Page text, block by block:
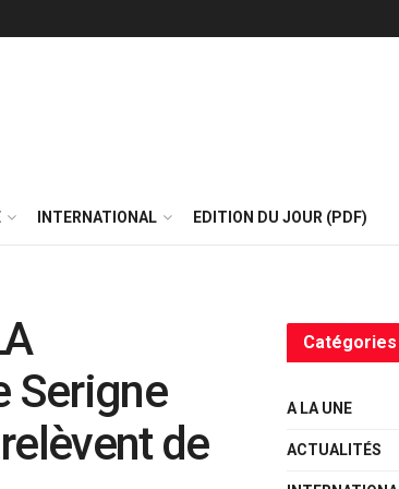
INTERNATIONAL EDITION DU JOUR (PDF)
Serigne
de
Catégories
A LA UNE
ACTUALITÉS